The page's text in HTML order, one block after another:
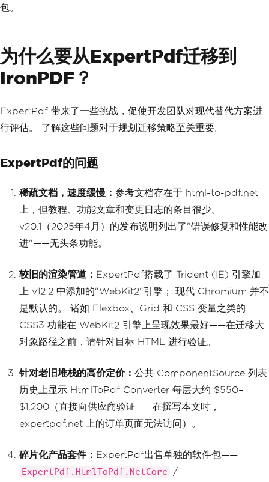
包。
为什么要从ExpertPdf迁移到
IronPDF？
ExpertPdf 带来了一些挑战，促使开发团队对现代替代方案进
行评估。 了解这些问题对于规划迁移策略至关重要。
ExpertPdf的问题
稀疏文档，速度缓慢： 参考文档存在于 html-to-pdf.net
上，但教程、功能文章和变更日志的条目很少。
v20.1（2025年4月）的发布说明列出了"错误修复和性能改
进"——无头条功能。
较旧的渲染管道： ExpertPdf搭载了 Trident (IE) 引擎加
上 v12.2 中添加的"WebKit2"引擎； 现代 Chromium 并不
是默认的。 诸如 Flexbox、Grid 和 CSS 变量之类的
CSS3 功能在 WebKit2 引擎上呈现效果最好——在迁移大
对象路径之前，请针对目标 HTML 进行验证。
针对老旧堆栈的高价定价： 公共 ComponentSource 列表
历史上显示 HtmlToPdf Converter 每层大约 $550–
$1,200（直接向供应商验证——在撰写本文时，
expertpdf.net 上的订单页面无法访问）。
碎片化产品套件： ExpertPdf出售单独的软件包——
ExpertPdf.HtmlToPdf.NetCore /